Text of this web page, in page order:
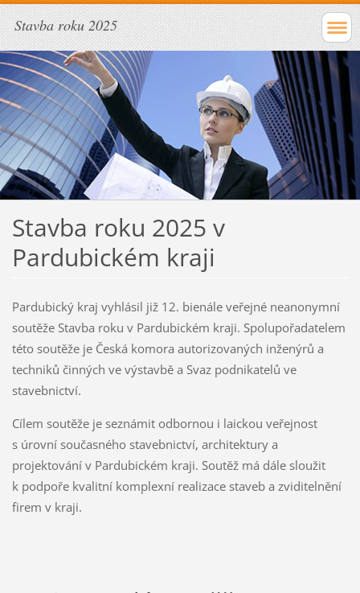
Stavba roku 2025
Stavba roku 2025 v
Pardubickém kraji
Pardubický kraj vyhlásil již 12. bienále veřejné neanonymní
soutěže Stavba roku v Pardubickém kraji. Spolupořadatelem
této soutěže je Česká komora autorizovaných inženýrů a
techniků činných ve výstavbě a Svaz podnikatelů ve
stavebnictví.
Cílem soutěže je seznámit odbornou i laickou veřejnost
s úrovní současného stavebnictví, architektury a
projektování v Pardubickém kraji. Soutěž má dále sloužit
k podpoře kvalitní komplexní realizace staveb a zviditelnění
firem v kraji.